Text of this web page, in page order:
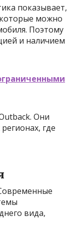
показывает,
которые можно
Поэтому
и наличием
Они
где
вида,